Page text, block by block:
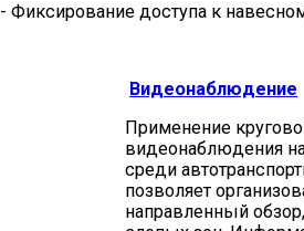
- Фиксирование доступа к
Видеонаблюдение
Применение
видеонаблюдения
среди
позволяет
направленный